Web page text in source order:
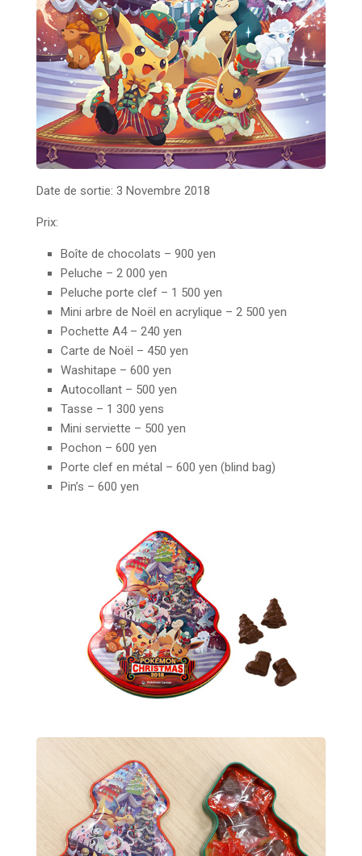
Date de sortie: 3 Novembre 2018
Prix:
Boîte de chocolats – 900 yen
Peluche – 2 000 yen
Peluche porte clef – 1 500 yen
Mini arbre de Noël en acrylique – 2 500 yen
Pochette A4 – 240 yen
Carte de Noël – 450 yen
Washitape – 600 yen
Autocollant – 500 yen
Tasse – 1 300 yens
Mini serviette – 500 yen
Pochon – 600 yen
Porte clef en métal – 600 yen (blind bag)
Pin’s – 600 yen